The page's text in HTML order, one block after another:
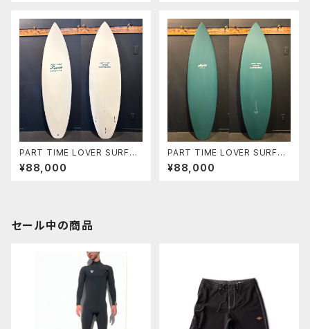
PART TIME LOVER SURFB
OARDS 『THE NEIGHBOR』
6’2” HP SHORT
¥88,000
PART TIME LOVER SURFB
OARDS 『THE NEIGHBOR』
6’2” HP SHORT
¥88,000
セール中の商品